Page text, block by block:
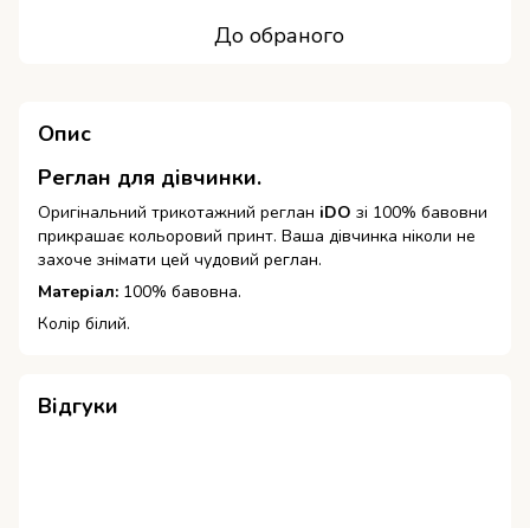
До обраного
Опис
Реглан для дівчинки.
Оригінальний трикотажний реглан iDO зі 100% бавовни
прикрашає кольоровий принт. Ваша дівчинка ніколи не
захоче знімати цей чудовий реглан.
Матеріал: 100% бавовна.
Колір білий.
Відгуки